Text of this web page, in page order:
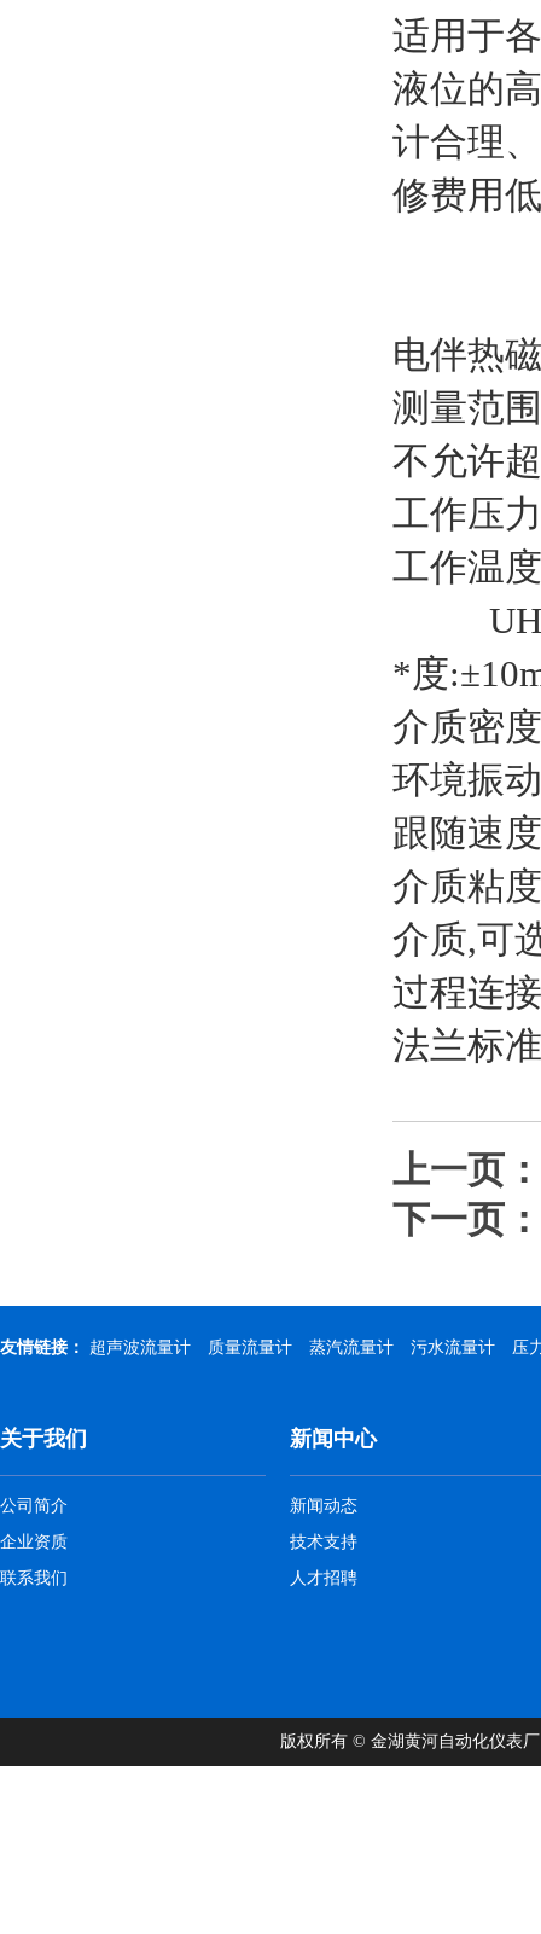
适用于
液位的
计合理
修费用
电伴热
测量范
不允许
工作压
工作温
UHZ-
*度
介质密
环境振
跟随速
介质粘
介质,可
过程连
法兰标
上一页：
下一页：
友情链接： 超声波流量计 质量流量计 蒸汽流量计 污水流量计 压
关于我们
公司简介
企业资质
联系我们
新闻中心
新闻动态
技术支持
人才招聘
版权所有 © 金湖黄河自动化仪表